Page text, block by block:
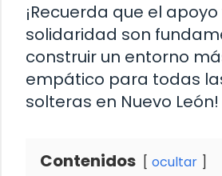
¡Recuerda que el apoyo
solidaridad son
construir un entorno
empático para todas
solteras en Nuevo León!
Contenidos ocultar